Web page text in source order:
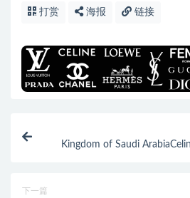
打赏 海报 链接
Kingdom of Saudi
下一篇